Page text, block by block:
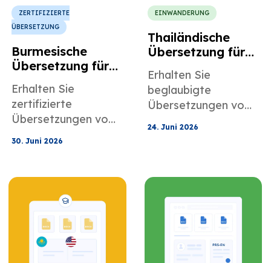
ZERTIFIZIERTE
ÜBERSETZUNG
Burmesische
Übersetzung für
die Einhaltung der
Vorschriften für
US-amerikanische
gemeinnützige
Organisationen
Erhalten Sie
zertifizierte
Übersetzungen vom
Governance-
Dokumente,
Rechtsdokumente,
Geberberichte und
andere Compliance-
Unterlagen.
30. Juni 2026
EINWANDERUNG
Thailändische
Übersetzung für
US-Visa- und
Einwanderungsan
träge
Erhalten Sie
beglaubigte
Übersetzungen vom
darunter
Geburtsurkunden,
polizeiliche
Führungszeugnisse
24. Juni 2026